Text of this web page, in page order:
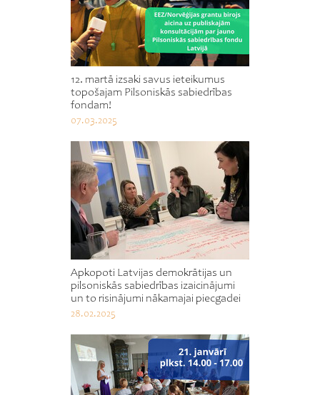
12. martā izsaki savus ieteikumus
topošajam Pilsoniskās sabiedrības
fondam!
07.03.2025
Apkopoti Latvijas demokrātijas un
pilsoniskās sabiedrības izaicinājumi
un to risinājumi nākamajai piecgadei
28.02.2025